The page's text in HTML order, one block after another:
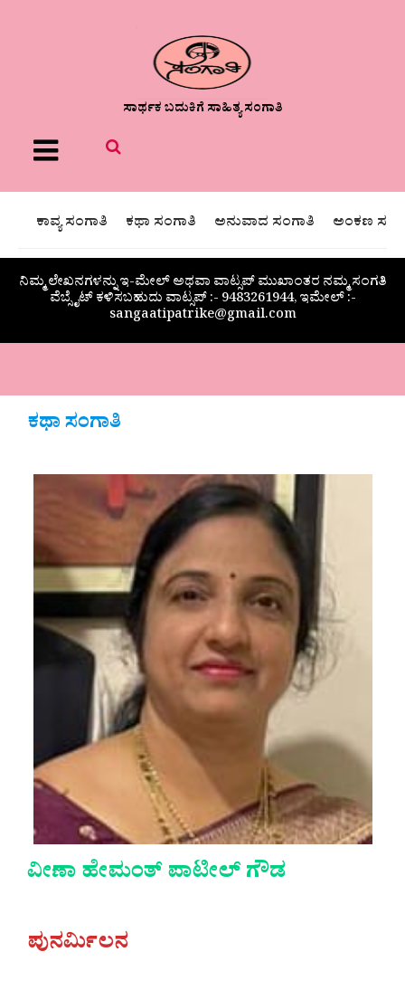
ಸಾರ್ಥಕ ಬದುಕಿಗೆ ಸಾಹಿತ್ಯ ಸಂಗಾತಿ
Menu
ಕಾವ್ಯ ಸಂಗಾತಿ ಕಥಾ ಸಂಗಾತಿ ಅನುವಾದ ಸಂಗಾತಿ ಅಂಕಣ
ನಿಮ್ಮ ಲೇಖನಗಳನ್ನು ಇ-ಮೇಲ್ ಅಥವಾ ವಾಟ್ಸಪ್ ಮುಖಾಂತರ ನಮ್ಮ ಸಂಗತಿ
ವೆಬ್ಸೈಟ್ ಕಳಿಸಬಹುದು ವಾಟ್ಸಪ್‌ :- 9483261944, ಇಮೇಲ್ :-
sangaatipatrike@gmail.com
ಕಥಾ ಸಂಗಾತಿ
ವೀಣಾ ಹೇಮಂತ್ ಪಾಟೀಲ್ ಗೌಡ
ಪುನರ್ಮಿಲನ